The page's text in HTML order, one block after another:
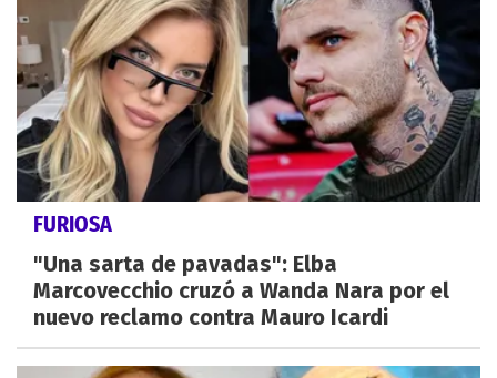
FURIOSA
"Una sarta de pavadas": Elba
Marcovecchio cruzó a Wanda Nara por el
nuevo reclamo contra Mauro Icardi